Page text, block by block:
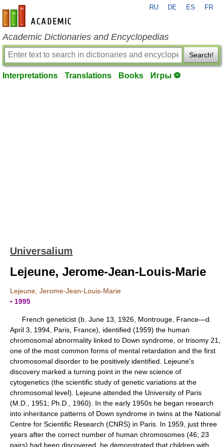
en-academic.com
RU DE ES FR
Academic Dictionaries and Encyclopedias
Search!
Interpretations Translations Books Игры ⚽
Universalium
Lejeune, Jerome-Jean-Louis-Marie
Lejeune, Jerome-Jean-Louis-Marie
▪ 1995
French geneticist (b. June 13, 1926, Montrouge, France—d.
April 3, 1994, Paris, France), identified (1959) the human
chromosomal abnormality linked to Down syndrome, or trisomy 21,
one of the most common forms of mental retardation and the first
chromosomal disorder to be positively identified. Lejeune's
discovery marked a turning point in the new science of
cytogenetics (the scientific study of genetic variations at the
chromosomal level). Lejeune attended the University of Paris
(M.D., 1951; Ph.D., 1960). In the early 1950s he began research
into inheritance patterns of Down syndrome in twins at the National
Centre for Scientific Research (CNRS) in Paris. In 1959, just three
years after the correct number of human chromosomes (46; 23
pairs) had been discovered, he demonstrated that children with